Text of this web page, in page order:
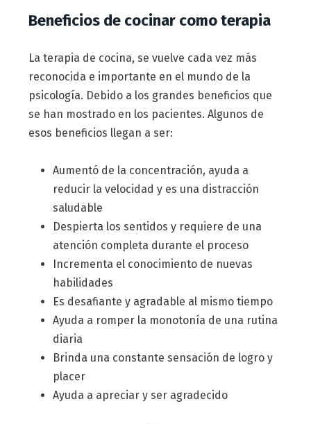
Beneficios de cocinar como terapia
La terapia de cocina, se vuelve cada vez más
reconocida e importante en el mundo de la
psicología. Debido a los grandes beneficios que
se han mostrado en los pacientes. Algunos de
esos beneficios llegan a ser:
Aumentó de la concentración, ayuda a
reducir la velocidad y es una distracción
saludable
Despierta los sentidos y requiere de una
atención completa durante el proceso
Incrementa el conocimiento de nuevas
habilidades
Es desafiante y agradable al mismo tiempo
Ayuda a romper la monotonía de una rutina
diaria
Brinda una constante sensación de logro y
placer
Ayuda a apreciar y ser agradecido